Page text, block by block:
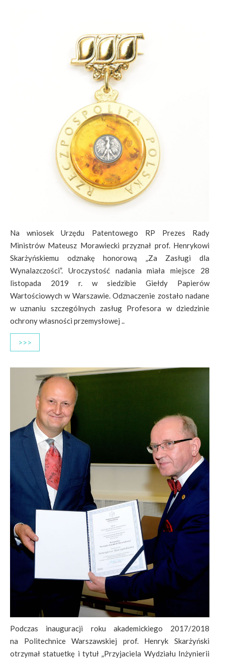
Na wniosek Urzędu Patentowego RP Prezes Rady
Ministrów Mateusz Morawiecki przyznał prof. Henrykowi
Skarżyńskiemu odznakę honorową „Za Zasługi dla
Wynalazczości”. Uroczystość nadania miała miejsce 28
listopada 2019 r. w siedzibie Giełdy Papierów
Wartościowych w Warszawie. Odznaczenie zostało nadane
w uznaniu szczególnych zasług Profesora w dziedzinie
ochrony własności przemysłowej ..
>>>
Podczas inauguracji roku akademickiego 2017/2018
na Politechnice Warszawskiej prof. Henryk Skarżyński
otrzymał statuetkę i tytuł „Przyjaciela Wydziału Inżynierii